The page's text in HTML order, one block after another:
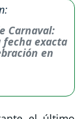
Carnaval:
fecha exacta
en